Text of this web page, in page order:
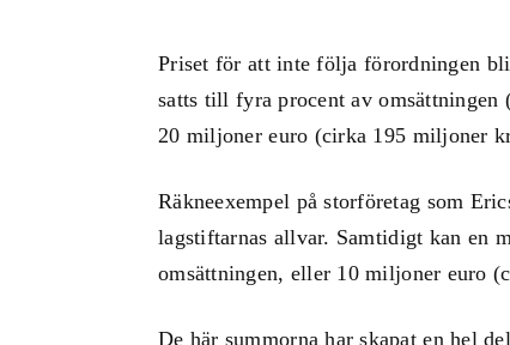
Priset för att inte följa förordningen
satts till fyra procent av omsättningen
20 miljoner euro (cirka 195 miljoner
Räkneexempel på storföretag som
lagstiftarnas allvar. Samtidigt kan en
omsättningen, eller 10 miljoner euro
De här summorna har skapat en hel